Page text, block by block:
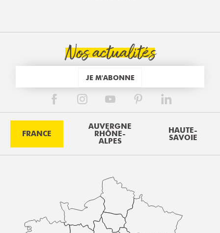
Nos actualités
JE M'ABONNE
FRANCE
AUVERGNE
RHÔNE-
ALPES
HAUTE-
SAVOIE